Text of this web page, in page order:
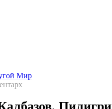
Мир